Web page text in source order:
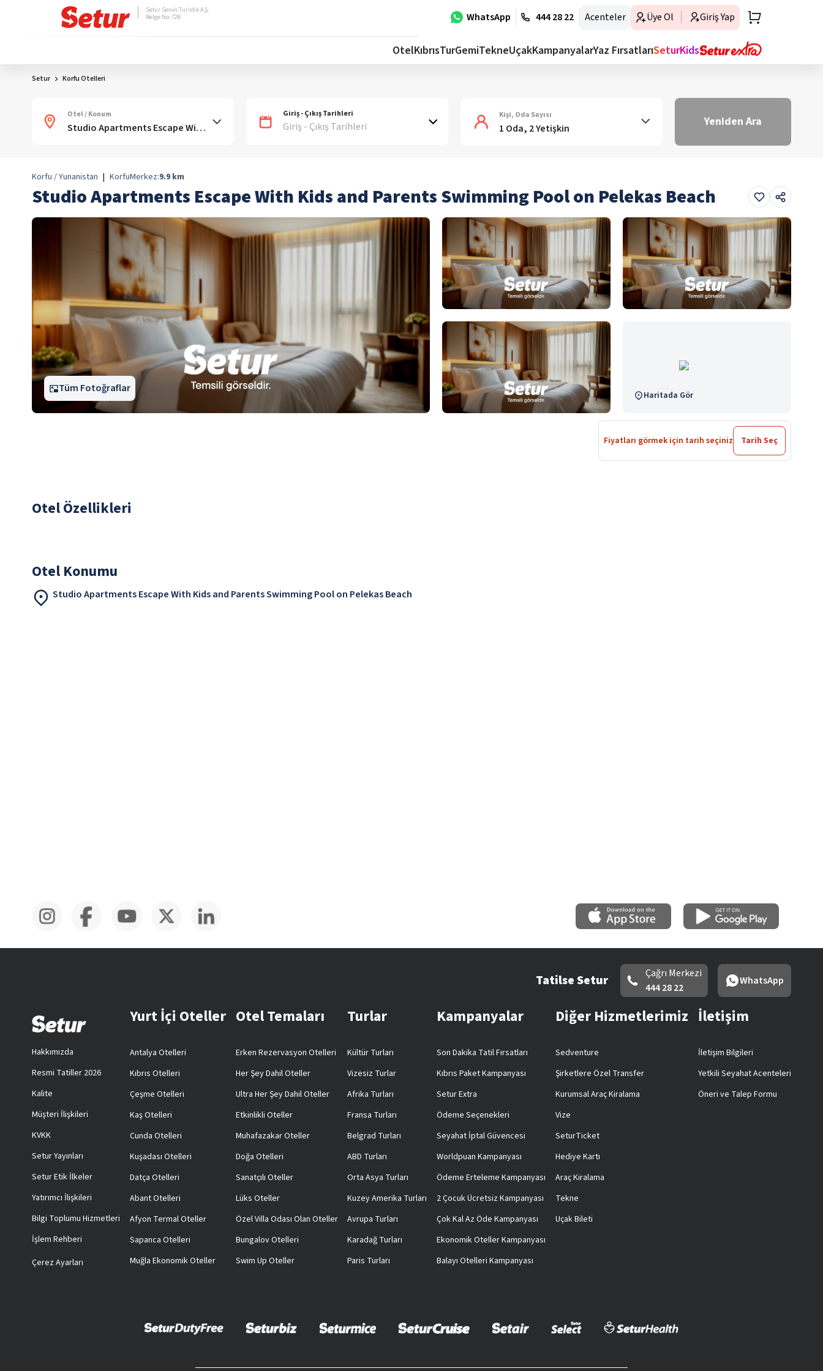
WhatsApp 444 28 22 Acenteler Üye Ol Giriş Yap
Setur Servis Turistik A.Ş.
Belge No: 728
OtelKıbrısTurGemiTekneUçakKampanyalarYaz FırsatlarıSeturKids
Setur Korfu Otelleri
Otel / Konum Giriş - Çıkış Tarihleri
Giriş - Çıkış Tarihleri
Kişi, Oda Sayısı
1 Oda, 2 Yetişkin Yeniden Ara
Korfu / Yunanistan | KorfuMerkez:9.9 km
Studio Apartments Escape With Kids and Parents Swimming Pool on Pelekas Beach
Tüm Fotoğraflar
Haritada Gör
Fiyatları görmek için tarih seçiniz Tarih Seç
Otel Özellikleri
Otel Konumu
Studio Apartments Escape With Kids and Parents Swimming Pool on Pelekas Beach
Tatilse Setur
Çağrı Merkezi
444 28 22
WhatsApp
Hakkımızda
Resmi Tatiller 2026
Kalite
Müşteri İlişkileri
KVKK
Setur Yayınları
Setur Etik İlkeler
Yatırımcı İlişkileri
Bilgi Toplumu Hizmetleri
İşlem Rehberi
Çerez Ayarları
Yurt İçi Oteller
Antalya Otelleri
Kıbrıs Otelleri
Çeşme Otelleri
Kaş Otelleri
Cunda Otelleri
Kuşadası Otelleri
Datça Otelleri
Abant Otelleri
Afyon Termal Oteller
Sapanca Otelleri
Muğla Ekonomik Oteller
Otel Temaları
Erken Rezervasyon Otelleri
Her Şey Dahil Oteller
Ultra Her Şey Dahil Oteller
Etkinlikli Oteller
Muhafazakar Oteller
Doğa Otelleri
Sanatçılı Oteller
Lüks Oteller
Özel Villa Odası Olan Oteller
Bungalov Otelleri
Swim Up Oteller
Turlar
Kültür Turları
Vizesiz Turlar
Afrika Turları
Fransa Turları
Belgrad Turları
ABD Turları
Orta Asya Turları
Kuzey Amerika Turları
Avrupa Turları
Karadağ Turları
Paris Turları
Kampanyalar
Son Dakika Tatil Fırsatları
Kıbrıs Paket Kampanyası
Setur Extra
Ödeme Seçenekleri
Seyahat İptal Güvencesi
Worldpuan Kampanyası
Ödeme Erteleme Kampanyası
2 Çocuk Ücretsiz Kampanyası
Çok Kal Az Öde Kampanyası
Ekonomik Oteller Kampanyası
Balayı Otelleri Kampanyası
Diğer Hizmetlerimiz
Sedventure
Şirketlere Özel Transfer
Kurumsal Araç Kiralama
Vize
SeturTicket
Hediye Kartı
Araç Kiralama
Tekne
Uçak Bileti
İletişim
İletişim Bilgileri
Yetkili Seyahat Acenteleri
Öneri ve Talep Formu